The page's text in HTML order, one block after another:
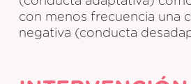
con menos frecuencia una
negativa (conducta